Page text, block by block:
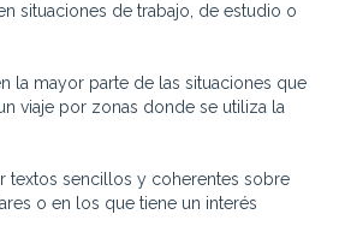
situaciones de trabajo, de estudio o
la mayor parte de las situaciones que
viaje por zonas donde se utiliza la
textos sencillos y coherentes sobre
o en los que tiene un interés